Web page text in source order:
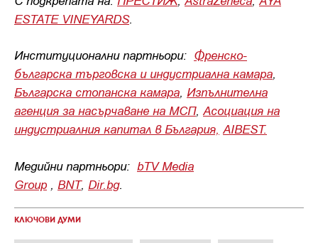
ESTATE VINEYARDS.
Институционални партньори: Френско-
българска търговска и индустриална камара
Българска стопанска камара Изпълнителна
агенция за насърчаване на МСП, Асоциация на
индустриалния капитал в България, AIBEST.
Медийни партньори: bTV Media
Group
BNT, Dir.bg.
КЛЮЧОВИ ДУМИ